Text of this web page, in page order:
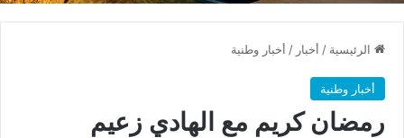
الرئيسية / أخبار / أخبار وطنية
أخبار وطنية
رمضان كريم مع الهادي زعيم